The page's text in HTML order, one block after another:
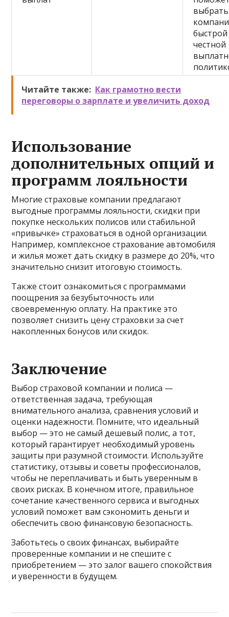
выбрать
честной
Читайте также: Как грамотно вести
переговоры о зарплате и увеличить доход
Использование
дополнительных опций и
программ лояльности
Многие страховые компании предлагают
выгодные программы лояльности, скидки при
покупке нескольких полисов или стабильной
«привычке» страховаться в одной организации.
Например, комплексное страхование автомобиля
и жилья может дать скидку в размере до 20%, что
значительно снизит итоговую стоимость.
Также стоит ознакомиться с программами
поощрения за безубыточность или
своевременную оплату. На практике это
позволяет снизить цену страховки за счет
накопленных бонусов или скидок.
Заключение
Выбор страховой компании и полиса —
ответственная задача, требующая
внимательного анализа, сравнения условий и
оценки надежности. Помните, что идеальный
выбор — это не самый дешевый полис, а тот,
который гарантирует необходимый уровень
защиты при разумной стоимости. Используйте
статистику, отзывы и советы профессионалов,
чтобы не переплачивать и быть уверенным в
своих рисках. В конечном итоге, правильное
сочетание качественного сервиса и выгодных
условий поможет вам сэкономить деньги и
обеспечить свою финансовую безопасность.
Заботьтесь о своих финансах, выбирайте
проверенные компании и не спешите с
приобретением — это залог вашего спокойствия
и уверенности в будущем.